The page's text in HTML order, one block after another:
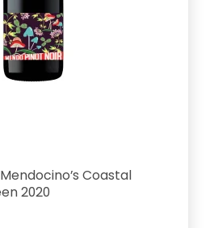
Coastal
2020